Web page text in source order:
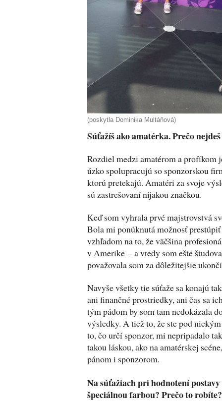
(poskytla Dominika Multáňová)
Súťažíš ako amatérka. Prečo
Rozdiel medzi amatérom a profíkom
úzko spolupracujú so sponzorskou
ktorú pretekajú. Amatéri za svoje
sú zastrešovaní nijakou značkou.
Keď som vyhrala prvé majstrovstvá
Bola mi ponúknutá možnosť
vzhľadom na to, že väčšina
v Amerike – a vtedy som ešte
považovala som za dôležitejšie
Navyše všetky tie súťaže sa konajú
ani finančné prostriedky, ani čas sa
tým pádom by som tam nedokázala
výsledky. A tiež to, že ste pod
to, čo určí sponzor, mi nepripadalo
takou láskou, ako na amatérskej
pánom i sponzorom.
Na súťažiach pri hodnotení
špeciálnou farbou? Prečo to robíte?